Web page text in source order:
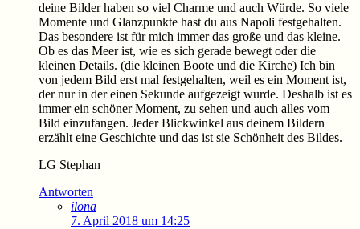
deine Bilder haben so viel Charme und auch Würde. So viele
Momente und Glanzpunkte hast du aus Napoli festgehalten.
Das besondere ist für mich immer das große und das kleine.
Ob es das Meer ist, wie es sich gerade bewegt oder die
kleinen Details. (die kleinen Boote und die Kirche) Ich bin
von jedem Bild erst mal festgehalten, weil es ein Moment ist,
der nur in der einen Sekunde aufgezeigt wurde. Deshalb ist es
immer ein schöner Moment, zu sehen und auch alles vom
Bild einzufangen. Jeder Blickwinkel aus deinem Bildern
erzählt eine Geschichte und das ist sie Schönheit des Bildes.
LG Stephan
Antworten
ilona
7. April 2018 um 14:25